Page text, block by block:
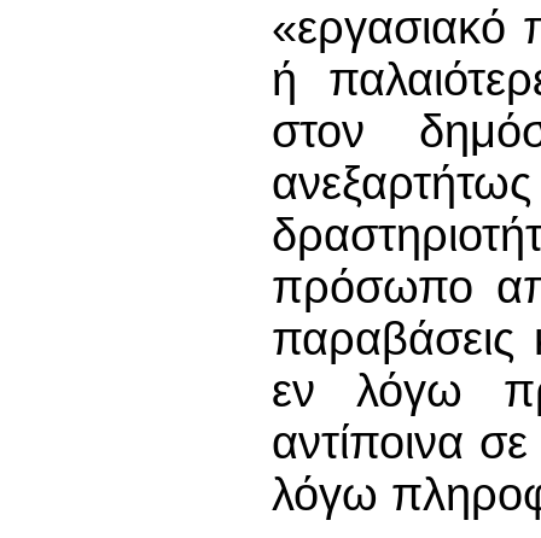
«εργασιακό
ή
στον
πρόσωπο
παραβάσεις
εν λόγω
αντίποινα
λόγω